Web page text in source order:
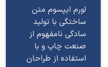
لورم ایپسوم متن
ساختگی با تولید
سادگی نامفهوم از
صنعت چاپ و با
استفاده از طراحان